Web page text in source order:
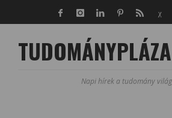
TUDOMÁNYPLÁZA
Napi hírek a tudomány